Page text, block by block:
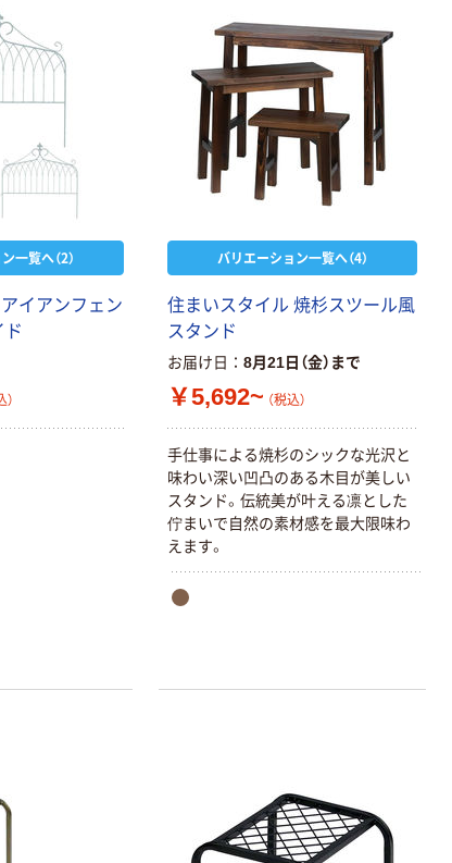
一覧へ（2）
イアンフェン
ド
）
バリエーション一覧へ（4）
住まいスタイル 焼杉スツール風
スタンド
お届け日 8月21日（金）まで
￥5,692~ （税込）
手仕事による焼杉のシックな光沢と
味わい深い凹凸のある木目が美しい
スタンド。伝統美が叶える凛とした
佇まいで自然の素材感を最大限味わ
えます。